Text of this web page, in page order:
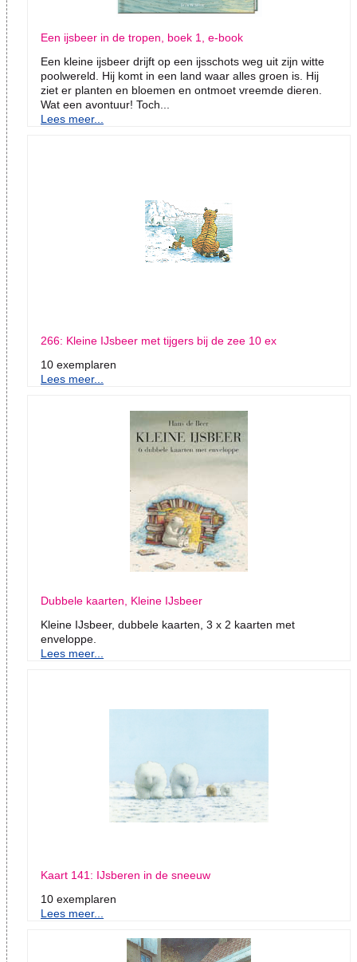
Een ijsbeer in de tropen, boek 1, e-book
Een kleine ijsbeer drijft op een ijsschots weg uit zijn witte
poolwereld. Hij komt in een land waar alles groen is. Hij
ziet er planten en bloemen en ontmoet vreemde dieren.
Wat een avontuur! Toch...
Lees meer...
266: Kleine IJsbeer met tijgers bij de zee 10 ex
10 exemplaren
Lees meer...
Dubbele kaarten, Kleine IJsbeer
Kleine IJsbeer, dubbele kaarten, 3 x 2 kaarten met
enveloppe.
Lees meer...
Kaart 141: IJsberen in de sneeuw
10 exemplaren
Lees meer...